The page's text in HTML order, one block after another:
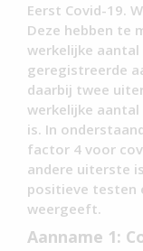
Eerst Covid-19.
Deze hebben te
werkelijke
geregistreerde
daarbij twee
werkelijke
is. In
factor 4 voor
andere uiterste
positieve testen
weergeeft.
Aanname 1: